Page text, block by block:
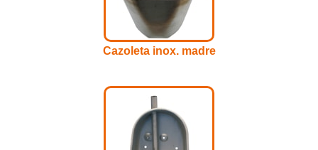
Cazoleta inox. madre